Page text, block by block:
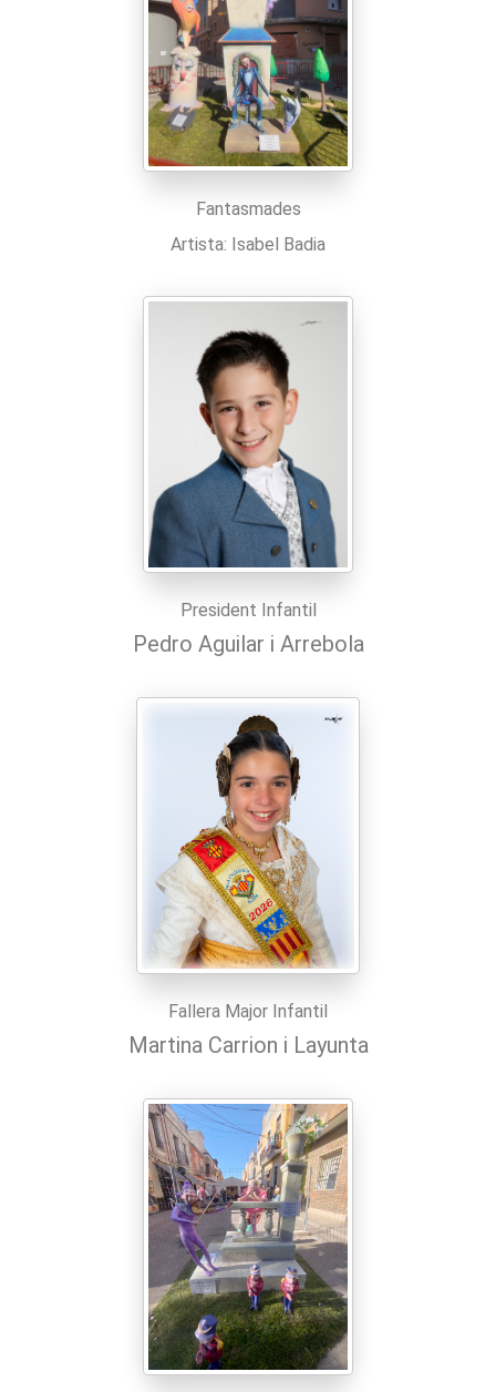
Fantasmades
Artista: Isabel Badia
President Infantil
Pedro Aguilar i Arrebola
Fallera Major Infantil
Martina Carrion i Layunta